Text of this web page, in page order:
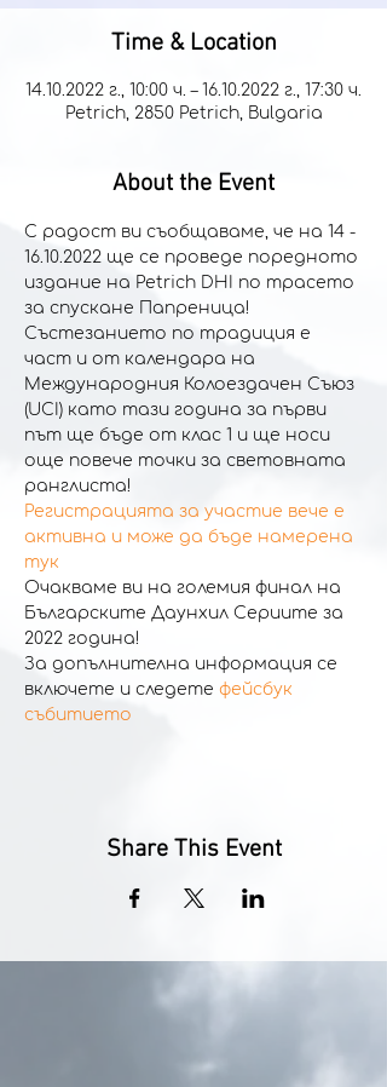
Time & Location
14.10.2022 г., 10:00 ч. – 16.10.2022 г., 17:30 ч.
Petrich, 2850 Petrich, Bulgaria
About the Event
С радост ви съобщаваме, че на 14 -
16.10.2022 ще се проведе поредното
издание на Petrich DHI по трасето
за спускане Папреница!
Състезанието по традиция е
част и от календара на
Международния Колоездачен Съюз
(UCI) като тази година за първи
път ще бъде от клас 1 и ще носи
още повече точки за световната
ранглиста!
Регистрацията за участие вече е
активна и може да бъде намерена
тук
Очакваме ви на големия финал на
Българските Даунхил Сериите за
2022 година!
За допълнителна информация се
включете и следете фейсбук
събитието
Share This Event